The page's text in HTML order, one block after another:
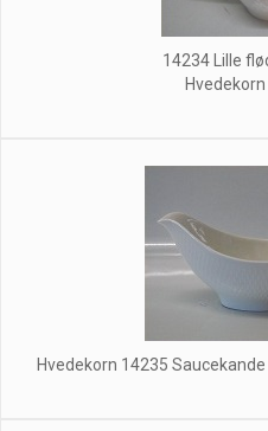
14234 Lille
Hvedekorn
Hvedekorn 14235 Saucekande